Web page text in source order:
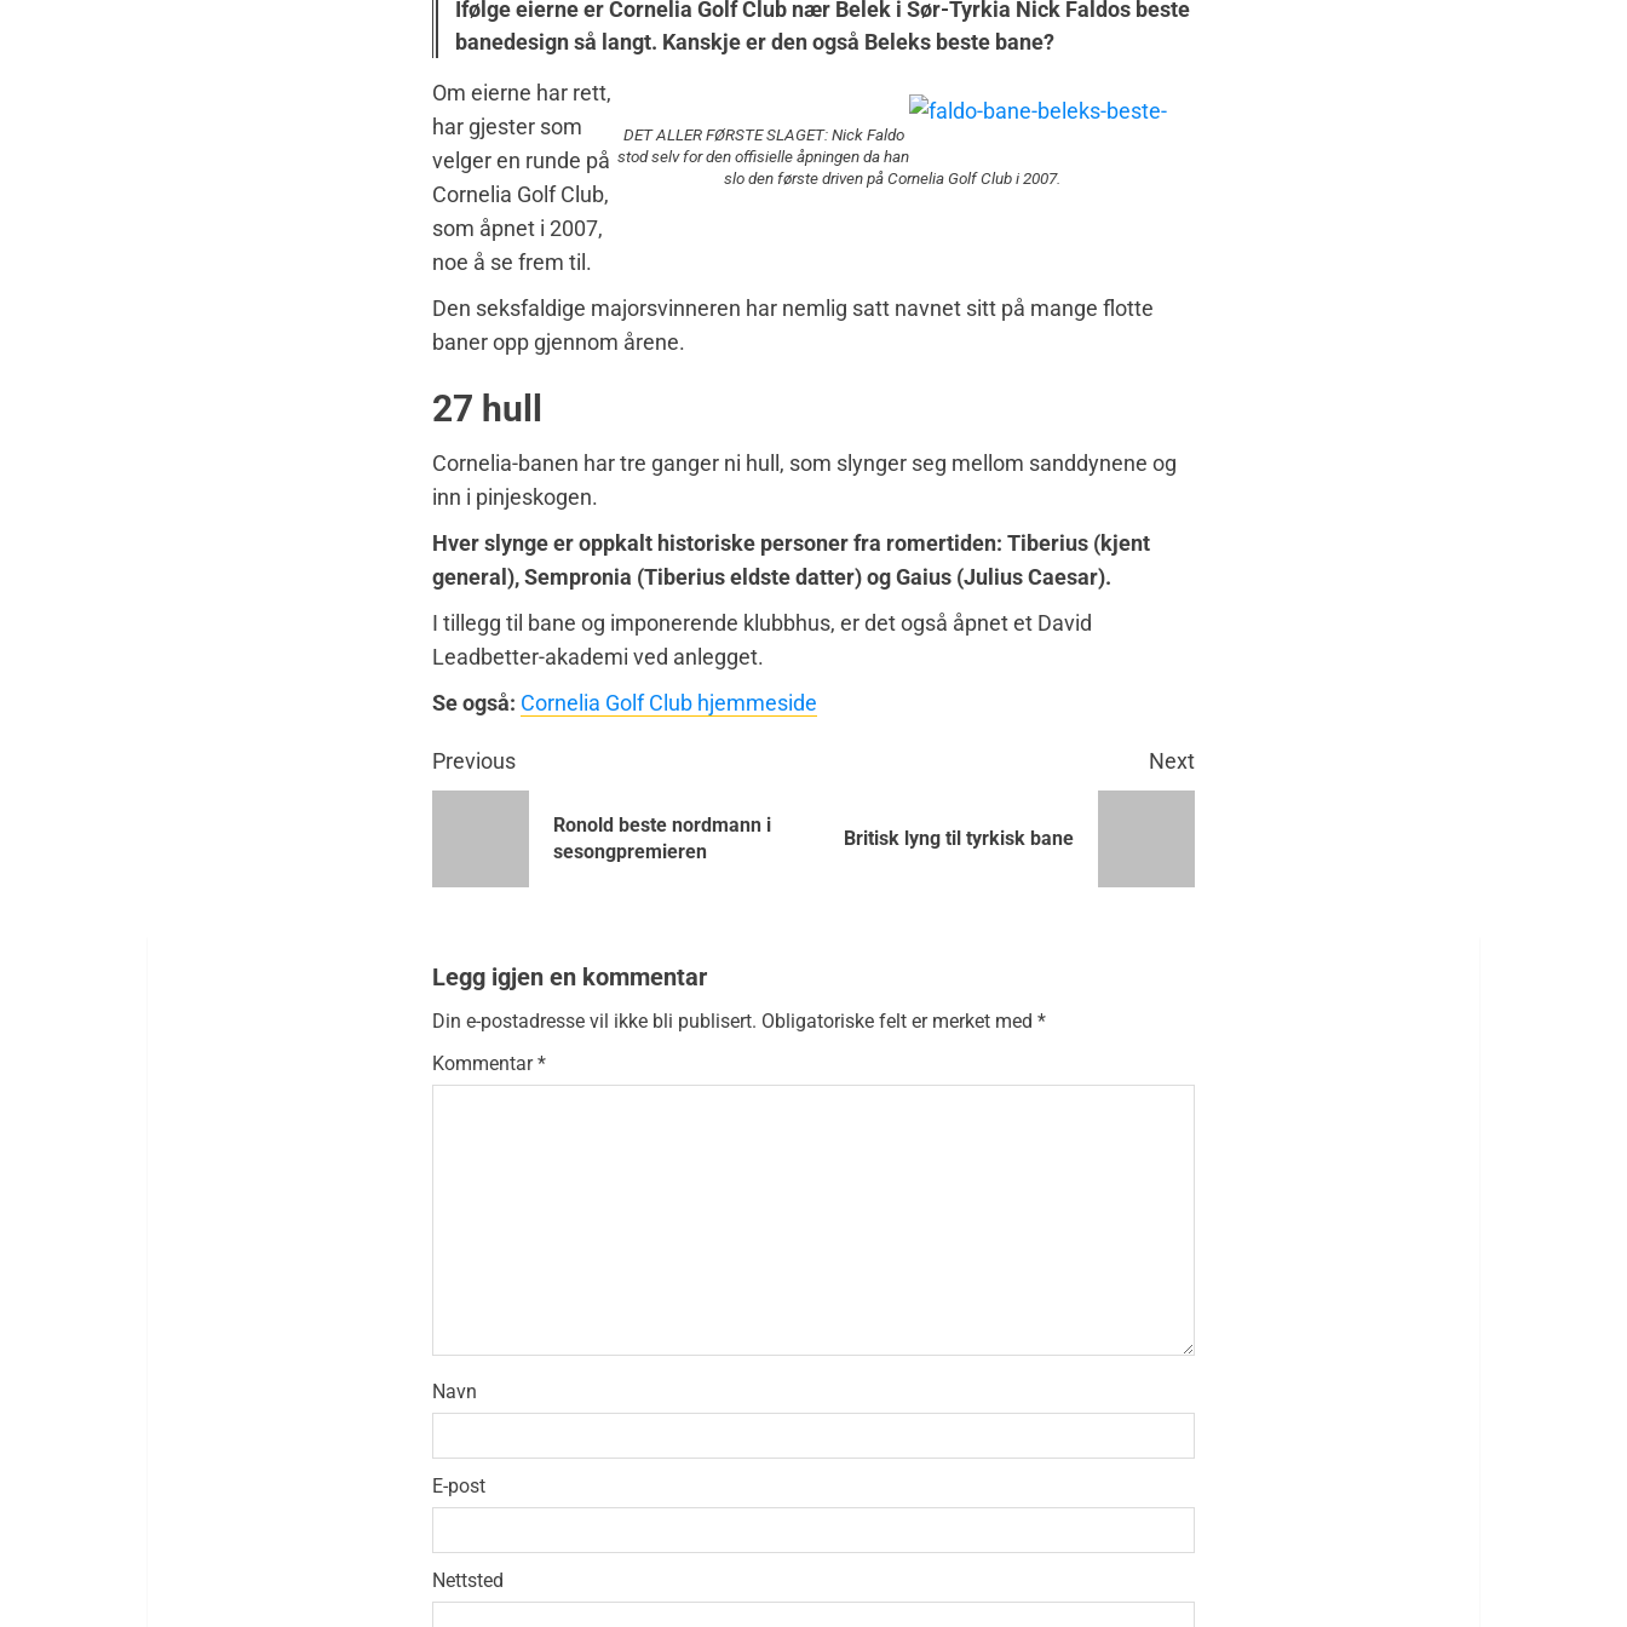
Ifølge eierne er Cornelia Golf Club nær Belek i Sør-Tyrkia Nick Faldos beste
banedesign så langt. Kanskje er den også Beleks beste bane?
DET ALLER FØRSTE SLAGET: Nick Faldo
stod selv for den offisielle åpningen da han
slo den første driven på Cornelia Golf Club i 2007.
Om eierne har rett,
har gjester som
velger en runde på
Cornelia Golf Club,
som åpnet i 2007,
noe å se frem til.
Den seksfaldige majorsvinneren har nemlig satt navnet sitt på mange flotte
baner opp gjennom årene.
27 hull
Cornelia-banen har tre ganger ni hull, som slynger seg mellom sanddynene og
inn i pinjeskogen.
Hver slynge er oppkalt historiske personer fra romertiden: Tiberius (kjent
general), Sempronia (Tiberius eldste datter) og Gaius (Julius Caesar).
I tillegg til bane og imponerende klubbhus, er det også åpnet et David
Leadbetter-akademi ved anlegget.
Se også: Cornelia Golf Club hjemmeside
Previous
Ronold beste nordmann i
sesongpremieren
Next
Britisk lyng til tyrkisk bane
Legg igjen en kommentar
Din e-postadresse vil ikke bli publisert. Obligatoriske felt er merket med *
Kommentar*
Navn
E-post
Nettsted